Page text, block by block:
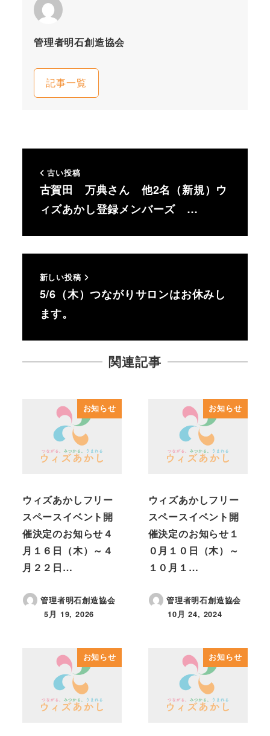
管理者明石創造協会
記事一覧
古い投稿
古賀田 万典さん 他2名（新規）ウ
ィズあかし登録メンバーズ …
新しい投稿
5/6（木）つながりサロンはお休みし
ます。
関連記事
お知らせ
ウィズあかしフリー
スペースイベント開
催決定のお知らせ４
月１６日（木）～４
月２２日…
管理者明石創造協会
投稿日
5月 19, 2026
お知らせ
ウィズあかしフリー
スペースイベント開
催決定のお知らせ１
０月１０日（木）～
１０月１…
管理者明石創造協会
投稿日
10月 24, 2024
お知らせ お知らせ